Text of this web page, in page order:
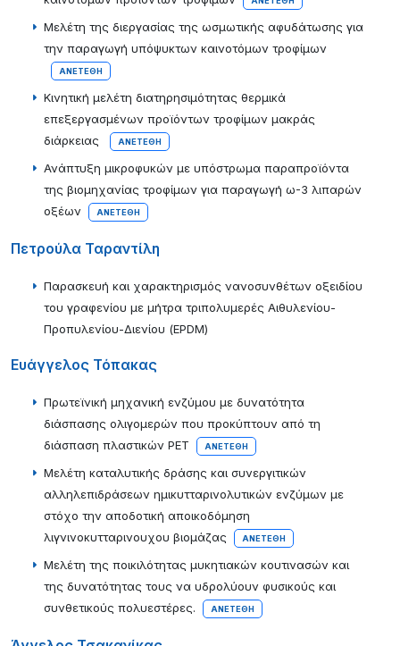
Μελέτη της διεργασίας της ωσμωτικής αφυδάτωσης για
την παραγωγή υπόψυκτων καινοτόμων τροφίμων
ΑΝΕΤΈΘΗ
Κινητική μελέτη διατηρησιμότητας θερμικά
επεξεργασμένων προϊόντων τροφίμων μακράς
διάρκειας
ΑΝΕΤΈΘΗ
Ανάπτυξη μικροφυκών με υπόστρωμα παραπροϊόντα
της βιομηχανίας τροφίμων για παραγωγή ω-3 λιπαρών
οξέων
ΑΝΕΤΈΘΗ
Πετρούλα Ταραντίλη
Παρασκευή και χαρακτηρισμός νανοσυνθέτων οξειδίου
του γραφενίου με μήτρα τριπολυμερές Αιθυλενίου-
Προπυλενίου-Διενίου (EPDM)
Ευάγγελος Τόπακας
Πρωτεϊνική μηχανική ενζύμου με δυνατότητα
διάσπασης ολιγομερών που προκύπτουν από τη
διάσπαση πλαστικών PET
ΑΝΕΤΈΘΗ
Μελέτη καταλυτικής δράσης και συνεργιτικών
αλληλεπιδράσεων ημικυτταρινολυτικών ενζύμων με
στόχο την αποδοτική αποικοδόμηση
λιγνινοκυτταρινουχου βιομάζας
ΑΝΕΤΈΘΗ
Μελέτη της ποικιλότητας μυκητιακών κουτινασών και
της δυνατότητας τους να υδρολύουν φυσικούς και
συνθετικούς πολυεστέρες.
ΑΝΕΤΈΘΗ